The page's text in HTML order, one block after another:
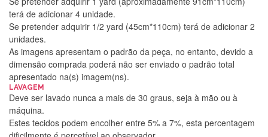
terá de adicionar 4 unidade.
Se pretender adquirir 1/2 yard (45cm*110cm) terá de adicionar 2
unidades.
As imagens apresentam o padrão da peça, no entanto, devido a
dimensão comprada poderá não ser enviado o padrão total
apresentado na(s) imagem(ns).
LAVAGEM
Deve ser lavado nunca a mais de 30 graus, seja à mão ou à
máquina.
Estes tecidos podem encolher entre 5% a 7%, esta percentagem